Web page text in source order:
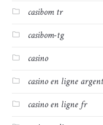
casibom tr
casibom-tg
casino
casino en ligne
casino en ligne fr